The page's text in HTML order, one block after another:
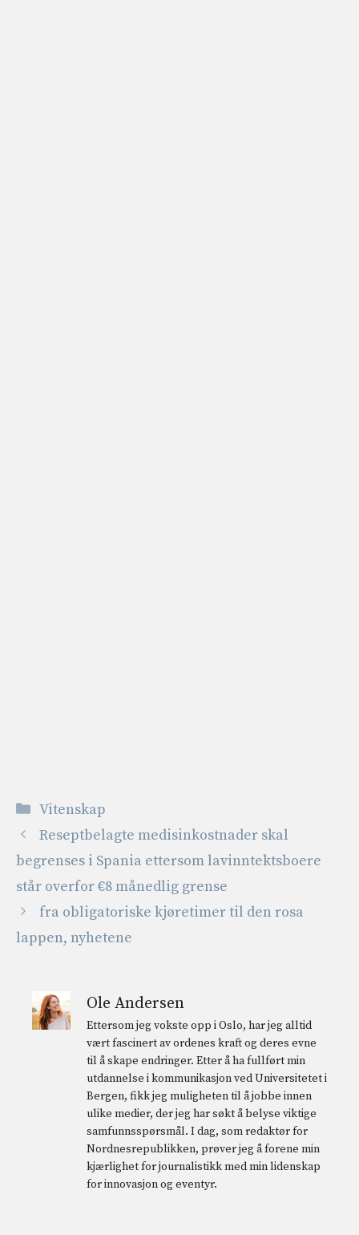
Kategorier
Vitenskap
Reseptbelagte medisinkostnader skal
begrenses i Spania ettersom lavinntektsboere
står overfor €8 månedlig grense
fra obligatoriske kjøretimer til den rosa
lappen, nyhetene
Ole Andersen
Ettersom jeg vokste opp i Oslo, har jeg alltid
vært fascinert av ordenes kraft og deres evne
til å skape endringer. Etter å ha fullført min
utdannelse i kommunikasjon ved Universitetet i
Bergen, fikk jeg muligheten til å jobbe innen
ulike medier, der jeg har søkt å belyse viktige
samfunnsspørsmål. I dag, som redaktør for
Nordnesrepublikken, prøver jeg å forene min
kjærlighet for journalistikk med min lidenskap
for innovasjon og eventyr.